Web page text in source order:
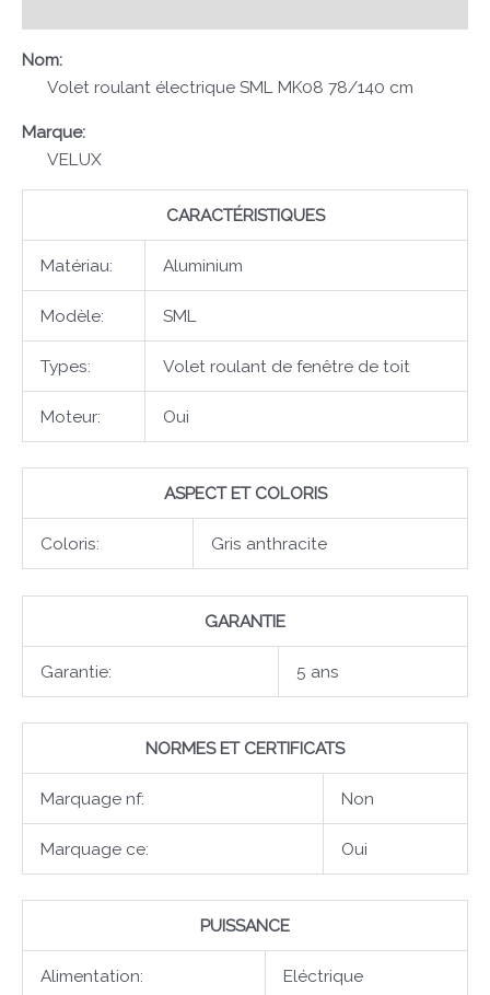
Nom:
Volet roulant électrique SML MK08 78/140 cm
Marque:
VELUX
CARACTÉRISTIQUES
Matériau: Aluminium
Modèle: SML
Types: Volet roulant de fenêtre de toit
Moteur: Oui
ASPECT ET COLORIS
Coloris: Gris anthracite
GARANTIE
Garantie: 5 ans
NORMES ET CERTIFICATS
Marquage nf: Non
Marquage ce: Oui
PUISSANCE
Alimentation: Eléctrique